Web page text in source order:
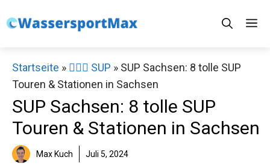
Inhalt
Startseite » 🏄‍♀️🛶 SUP » SUP Sachsen: 8 tolle SUP
Touren & Stationen in Sachsen
SUP Sachsen: 8 tolle SUP
Touren & Stationen in Sachsen
Max Kuch Juli 5, 2024